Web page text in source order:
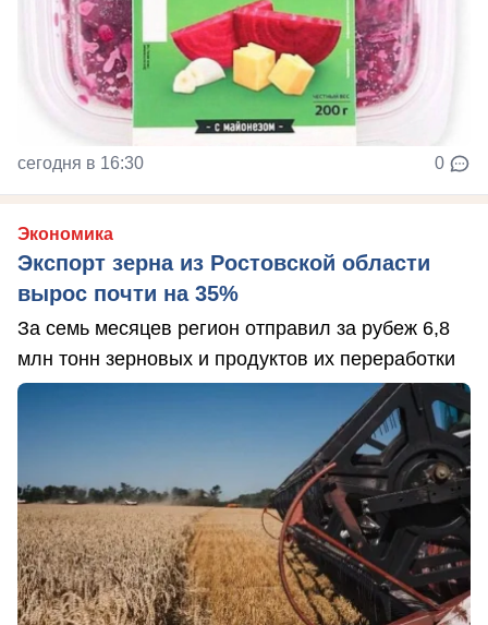
сегодня в 16:30 0
Экономика
Экспорт зерна из Ростовской области
вырос почти на 35%
За семь месяцев регион отправил за рубеж 6,8
млн тонн зерновых и продуктов их переработки